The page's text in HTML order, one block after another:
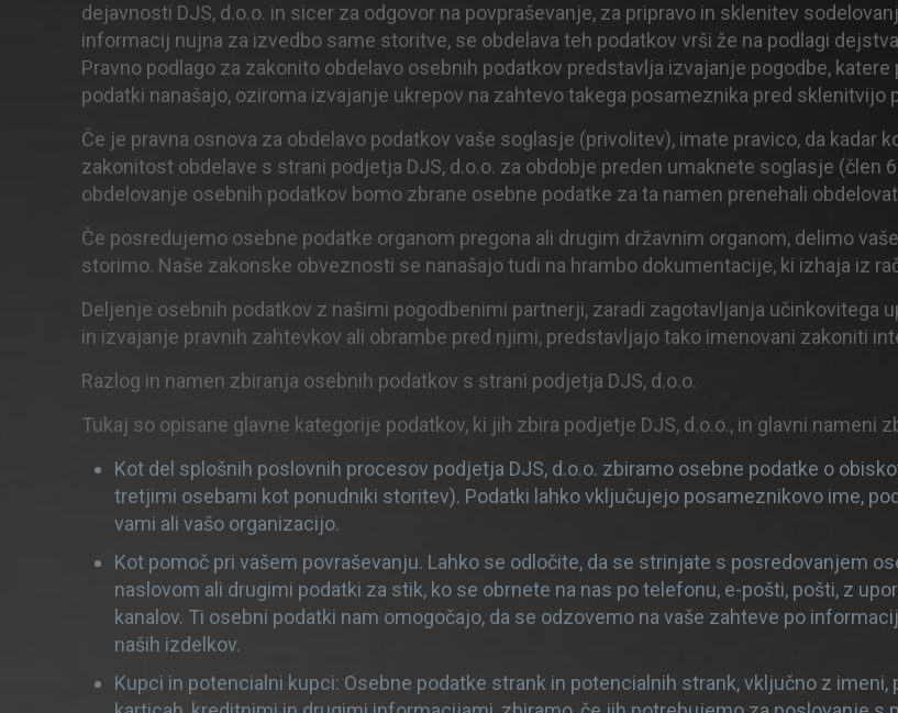
dejavnosti DJS, d.o.o. in sicer za odgovor na povpraševanje, za pripravo in sklenitev
informacij nujna za izvedbo same storitve, se obdelava teh podatkov vrši že na podlagi
Pravno podlago za zakonito obdelavo osebnih podatkov predstavlja izvajanje pogodbe,
podatki nanašajo, oziroma izvajanje ukrepov na zahtevo takega posameznika pred sklenitvijo
Če je pravna osnova za obdelavo podatkov vaše soglasje (privolitev), imate pravico, da kadar
zakonitost obdelave s strani podjetja DJS, d.o.o. za obdobje preden umaknete soglasje (člen
obdelovanje osebnih podatkov bomo zbrane osebne podatke za ta namen prenehali
Če posredujemo osebne podatke organom pregona ali drugim državnim organom, delimo
storimo. Naše zakonske obveznosti se nanašajo tudi na hrambo dokumentacije, ki izhaja iz
Deljenje osebnih podatkov z našimi pogodbenimi partnerji, zaradi zagotavljanja učinkovitega
in izvajanje pravnih zahtevkov ali obrambe pred njimi, predstavljajo tako imenovani zakoniti
Razlog in namen zbiranja osebnih podatkov s strani podjetja DJS, d.o.o.
Tukaj so opisane glavne kategorije podatkov, ki jih zbira podjetje DJS, d.o.o., in glavni nameni
Kot del splošnih poslovnih procesov podjetja DJS, d.o.o. zbiramo osebne podatke o
tretjimi osebami kot ponudniki storitev). Podatki lahko vključujejo posameznikovo ime,
vami ali vašo organizacijo.
Kot pomoč pri vašem povraševanju. Lahko se odločite, da se strinjate s posredovanjem
naslovom ali drugimi podatki za stik, ko se obrnete na nas po telefonu, e-pošti, pošti, z
kanalov. Ti osebni podatki nam omogočajo, da se odzovemo na vaše zahteve po
naših izdelkov.
Kupci in potencialni kupci: Osebne podatke strank in potencialnih strank, vključno z